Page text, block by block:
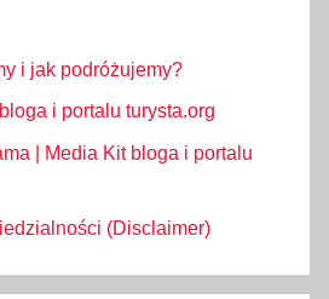
i jak podróżujemy?
i portalu turysta.org
| Media Kit bloga i portalu
(Disclaimer)